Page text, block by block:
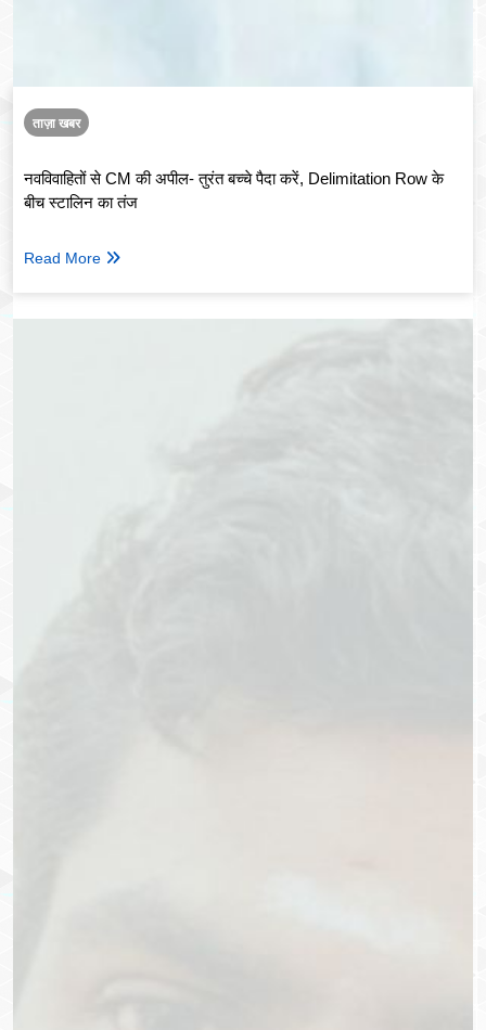
ताज़ा खबर
नवविवाहितों से CM की अपील- तुरंत बच्चे पैदा करें, Delimitation Row के
बीच स्टालिन का तंज
Read More